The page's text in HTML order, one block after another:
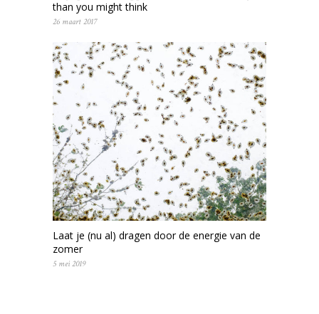
than you might think
26 maart 2017
Laat je (nu al) dragen door de energie van de
zomer
5 mei 2019